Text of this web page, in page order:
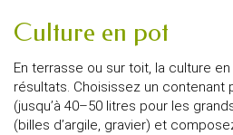
Culture en pot
En terrasse ou sur toit, la culture
résultats. Choisissez un contenant
(jusqu’à 40–50 litres pour les
(billes d’argile, gravier) et